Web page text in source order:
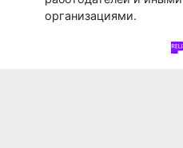
организациями.